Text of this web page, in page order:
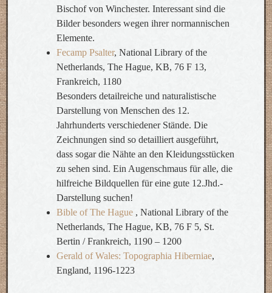
Bischof von Winchester. Interessant sind die
Bilder besonders wegen ihrer normannischen
Elemente.
Fecamp Psalter, National Library of the
Netherlands, The Hague, KB, 76 F 13,
Frankreich, 1180
Besonders detailreiche und naturalistische
Darstellung von Menschen des 12.
Jahrhunderts verschiedener Stände. Die
Zeichnungen sind so detailliert ausgeführt,
dass sogar die Nähte an den Kleidungsstücken
zu sehen sind. Ein Augenschmaus für alle, die
hilfreiche Bildquellen für eine gute 12.Jhd.-
Darstellung suchen!
Bible of The Hague , National Library of the
Netherlands, The Hague, KB, 76 F 5, St.
Bertin / Frankreich, 1190 – 1200
Gerald of Wales: Topographia Hiberniae,
England, 1196-1223